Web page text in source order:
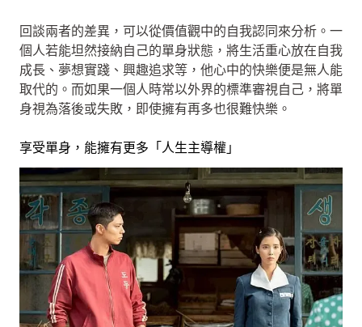
回談兩者的差異，可以從價值觀中的自我認同來分析。一
個人若能坦然接納自己的單身狀態，將生活重心放在自我
成長、夢想實踐、興趣追求等，他心中的快樂便是無人能
取代的。而如果一個人時常以外界的標準審視自己，將單
身視為落後或失敗，即使擁有再多也很難快樂。
享受單身，能擁有更多「人生主導權」